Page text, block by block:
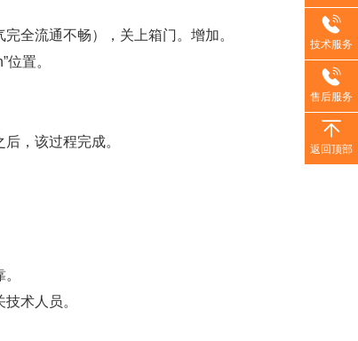
全流通不畅），关上箱门。增加。
置。
，该过程完成。
术人员。
技术服务
售后服务
返回顶部